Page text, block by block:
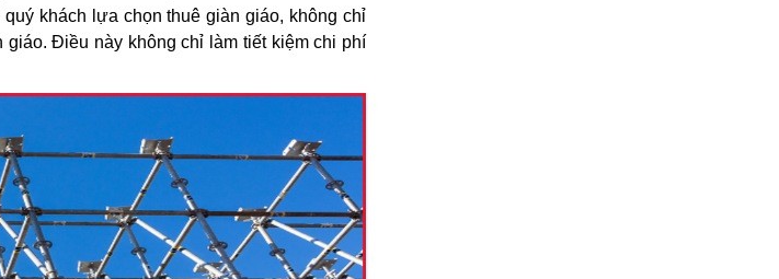
khách lựa chọn thuê giàn giáo, không chỉ
Điều này không chỉ làm tiết kiệm chi phí